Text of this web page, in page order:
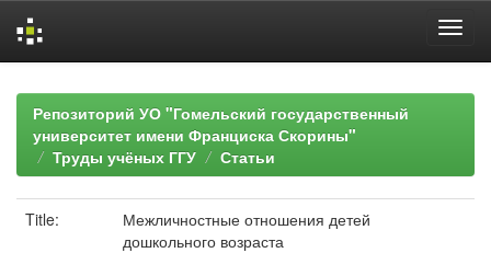
navigationРепозиторий УО "Гомельский государственный
университет имени Франциска Скорины"
Труды учёных ГГУ
Статьи
Title:
Межличностные отношения детей
дошкольного возраста